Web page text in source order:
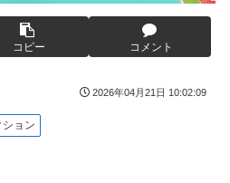
ミーティアが二次も即完売なの大人
妊娠中とは思えないヒール姿で登
ーラ愛を全力アピール！
わずか４人…もう実質終身刑だった
ちゃん、可愛過ぎてワイらにブッ
コピー コメント
2026年04月21日 10:02:09
ション